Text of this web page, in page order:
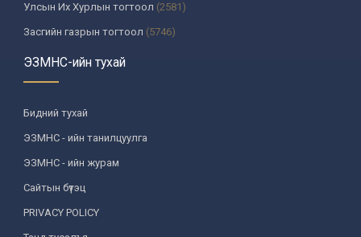
Улсын Их Хурлын тогтоол (2581)
Засгийн газрын тогтоол (5746)
Үндсэн хуулийн цэцийн шийдвэр
Улсын дээд шүүхийн тогтоол
УИХ-аас томилогддог байгууллагын дарга, түүнтэй адилтгах албан
тушаалтны шийдвэр
Сайдын тушаал(988)
Засгийн газрын агентлагийн даргын тушаал
Хууль, хяналтын байгууллага
Төрийн зарим чиг үүргийг хууль болон гэрээний үндсэн дээр
хэрэгжүүлж буй байгууллага
ЭЗМНС-ийн тухай
Бидний тухай
ЭЗМНС - ийн танилцуулга
ЭЗМНС - ийн журам
Сайтын бүтэц
PRIVACY POLICY